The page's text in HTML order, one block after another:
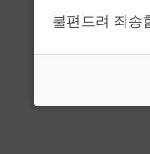
불편드려 죄송